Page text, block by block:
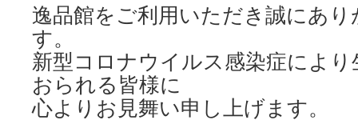
逸品館をご利用いただき誠にあ
す。
新型コロナウイルス感染症によ
おられる皆様に
心よりお見舞い申し上げます。